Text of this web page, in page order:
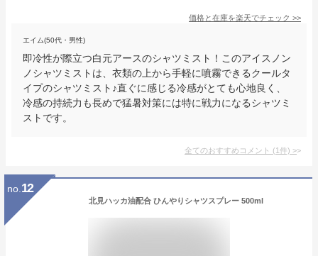
価格と在庫を楽天でチェック >>
エイム(50代・男性)
即冷性が際立つ白元アースのシャツミスト！このアイスノン
ノシャツミストは、衣類の上から手軽に噴霧できるクールタ
イプのシャツミスト♪直ぐに感じる冷感がとても心地良く、
冷感の持続力も長めで猛暑対策には特に戦力になるシャツミ
ストです。
全てのおすすめコメント (1件) >
no. 12
北見ハッカ油配合 ひんやりシャツスプレー 500ml